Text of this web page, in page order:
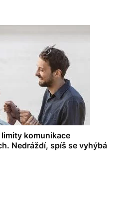
komunikace
Nedráždí, spíš se vyhýbá